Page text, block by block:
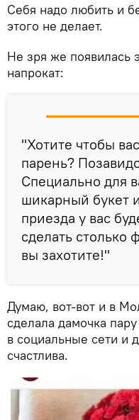
Себя надо любить и
этого не делает.
Не зря же появилась
напрокат:
"Хотите чтобы
парень?
Специально для
шикарный букет
приезда у вас
сделать столько
вы захотите!"
Думаю, вот-вот и в
сделала дамочка
в социальные сети и
счастлива.